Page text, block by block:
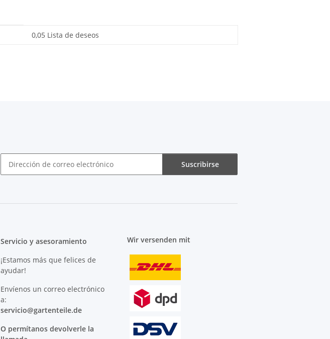
0,05 Lista de deseos
Suscribirse
Servicio y asesoramiento
¡Estamos más que felices de
ayudar!
Envíenos un correo electrónico
a:
servicio@gartenteile.de
O permítanos devolverle la
Wir versenden mit